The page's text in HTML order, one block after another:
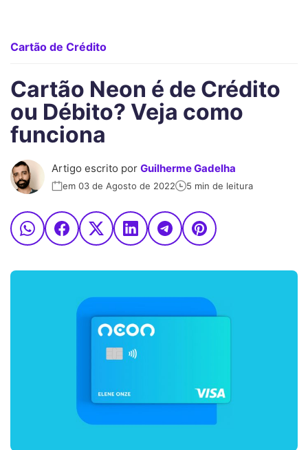
Cartão de Crédito
Cartão Neon é de Crédito
ou Débito? Veja como
funciona
Artigo escrito por Guilherme Gadelha
em 03 de Agosto de 2022 5 min de leitura